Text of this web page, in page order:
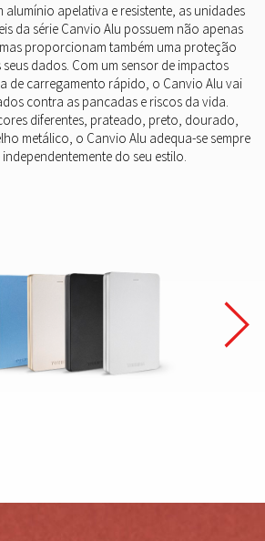
alumínio apelativa e resistente, as unidades
da série Canvio Alu possuem não apenas
proporcionam também uma proteção
dados. Com um sensor de impactos
de carregamento rápido, o Canvio Alu vai
contra as pancadas e riscos da vida.
diferentes, prateado, preto, dourado,
metálico, o Canvio Alu adequa-se sempre
do seu estilo.